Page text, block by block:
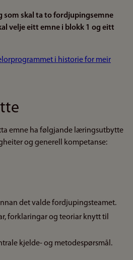
som skal ta to fordjupingsemne
velje eitt emne i blokk 1 og eitt
i historie for meir
emne ha følgjande læringsutbytte
og generell kompetanse:
det valde fordjupingsteamet.
forklaringar og teoriar knytt til
kjelde- og metodespørsmål.